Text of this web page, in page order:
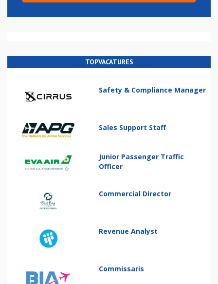
TOPVACATURES
Safety & Compliance Manager
Sales Support Staff
Junior Passenger Traffic
Officer
Commercial Director
Revenue Analyst
Commissaris